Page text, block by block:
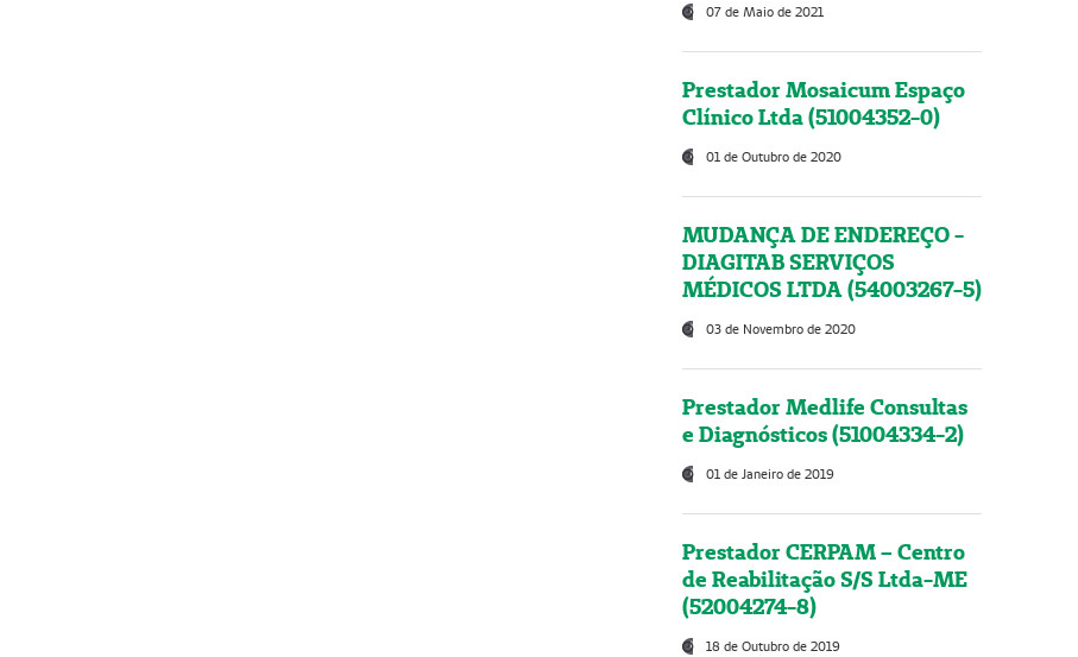
07 de Maio de 2021
Prestador Mosaicum Espaço
Clínico Ltda (51004352-0)
01 de Outubro de 2020
MUDANÇA DE ENDEREÇO -
DIAGITAB SERVIÇOS
MÉDICOS LTDA (54003267-5)
03 de Novembro de 2020
Prestador Medlife Consultas
e Diagnósticos (51004334-2)
01 de Janeiro de 2019
Prestador CERPAM – Centro
de Reabilitação S/S Ltda-ME
(52004274-8)
18 de Outubro de 2019